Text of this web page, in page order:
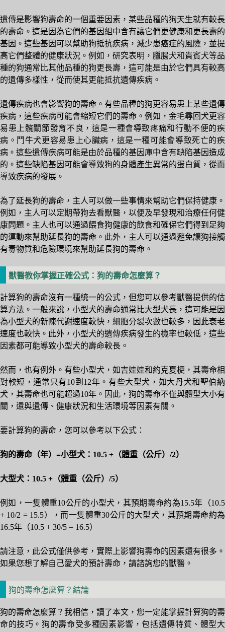
遺傳是影響狗壽命的一個重要因素，某些品種的狗天生就有較長
的壽命。這是因為它們的基因組中含有讓它們更健康和更長壽的
基因。這些基因可以幫助狗抵抗疾病，減少患癌症的風險，並提
高它們整體的健康狀況。例如，研究表明，臘腸犬和貴賓犬等品
種的狗通常比其他品種的狗更長壽，這可能是由於它們具有較高
的遺傳多樣性，從而使其更能抵抗遺傳疾病。
遺傳疾病也會影響狗的壽命。有些品種的狗更容易患上某些遺傳
疾病，這些疾病可能會縮短它們的壽命。例如，金毛尋回犬更容
易患上髖關節發育不良，這是一種會導致疼痛和行動不便的疾
病。鬥牛犬更容易患上心臟病，這是一種可能會導致死亡的疾
病。這些遺傳疾病可能是由於品種的基因庫中含有缺陷基因造成
的。這些缺陷基因可能會導致狗的身體產生異常的蛋白質，從而
導致疾病的發展。
為了延長狗的壽命，主人可以做一些事情來幫助它們保持健康。
例如，主人可以定期帶狗去看獸醫，以便及早發現和治療任何健
康問題。主人也可以通過餵食狗健康的飲食和確保它們得到足夠
的運動來幫助延長狗的壽命。此外，主人可以通過避免讓狗接觸
有毒物質和危險環境來幫助延長狗的壽命。
獸醫教你掌握正確公式：狗的壽命怎麼算？
計算狗的壽命沒有一種統一的公式，但您可以參考獸醫提供的估
算方法。一般來說，小型犬的壽命通常比大型犬長，這可能是因
為小型犬的新陳代謝速度較快，細胞分裂次數也較多，因此衰老
速度也較快。此外，小型犬的遺傳疾病發生的機率也較低，這些
因素都可能導致小型犬的壽命較長。
然而，也有例外。有些小型犬，如吉娃娃和約克夏梗，其壽命相
對較短，通常只有10到12年。有些大型犬，如大丹犬和聖伯納
犬，其壽命也可能超過10年。因此，狗的壽命不僅與體型大小有
關，還與遺傳、健康狀況和生活環境等因素有關。
要計算狗的壽命，您可以參考以下公式：
狗的壽命（年）=小型犬：10.5 +（體重（公斤）/2）
大型犬：10.5 +（體重（公斤）/5）
例如，一隻體重10公斤的小型犬，其預期壽命約為15.5年（10.5
+ 10/2 = 15.5），而一隻體重30公斤的大型犬，其預期壽命約為
16.5年（10.5 + 30/5 = 16.5）
請注意，此公式僅供參考，實際上影響狗壽命的因素還有很多。
如果您想了解自己愛犬的預計壽命，請諮詢您的獸醫。
狗的壽命怎麼算？結論
狗的壽命怎麼算？我相信，讀了本文，您一定能掌握計算狗的壽
命的技巧。狗的壽命受多種因素影響，包括遺傳特質、體型大